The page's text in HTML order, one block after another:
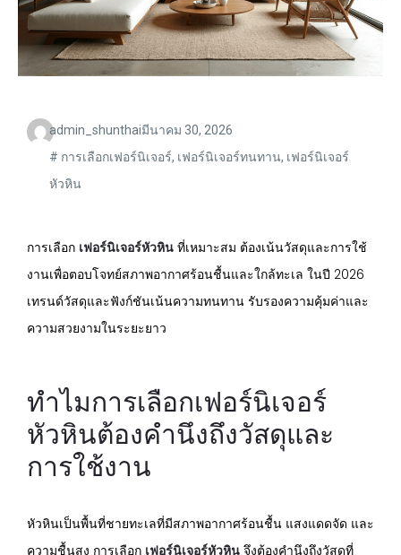
admin_shunthaiมีนาคม 30, 2026
# การเลือกเฟอร์นิเจอร์, เฟอร์นิเจอร์ทนทาน, เฟอร์นิเจอร์
หัวหิน
การเลือก เฟอร์นิเจอร์หัวหิน ที่เหมาะสม ต้องเน้นวัสดุและการใช้
งานเพื่อตอบโจทย์สภาพอากาศร้อนชื้นและใกล้ทะเล ในปี 2026
เทรนด์วัสดุและฟังก์ชันเน้นความทนทาน รับรองความคุ้มค่าและ
ความสวยงามในระยะยาว
ทำไมการเลือกเฟอร์นิเจอร์
หัวหินต้องคำนึงถึงวัสดุและ
การใช้งาน
หัวหินเป็นพื้นที่ชายทะเลที่มีสภาพอากาศร้อนชื้น แสงแดดจัด และ
ความชื้นสูง การเลือก เฟอร์นิเจอร์หัวหิน จึงต้องคำนึงถึงวัสดุที่